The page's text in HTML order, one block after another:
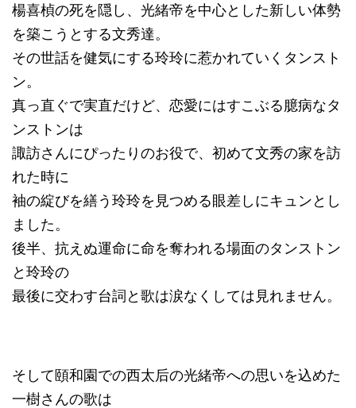
楊喜楨の死を隠し、光緒帝を中心とした新しい体勢
を築こうとする文秀達。
その世話を健気にする玲玲に惹かれていくタンスト
ン。
真っ直ぐで実直だけど、恋愛にはすこぶる臆病なタ
ンストンは
諏訪さんにぴったりのお役で、初めて文秀の家を訪
れた時に
袖の綻びを繕う玲玲を見つめる眼差しにキュンとし
ました。
後半、抗えぬ運命に命を奪われる場面のタンストン
と玲玲の
最後に交わす台詞と歌は涙なくしては見れません。
そして頤和園での西太后の光緒帝への思いを込めた
一樹さんの歌は